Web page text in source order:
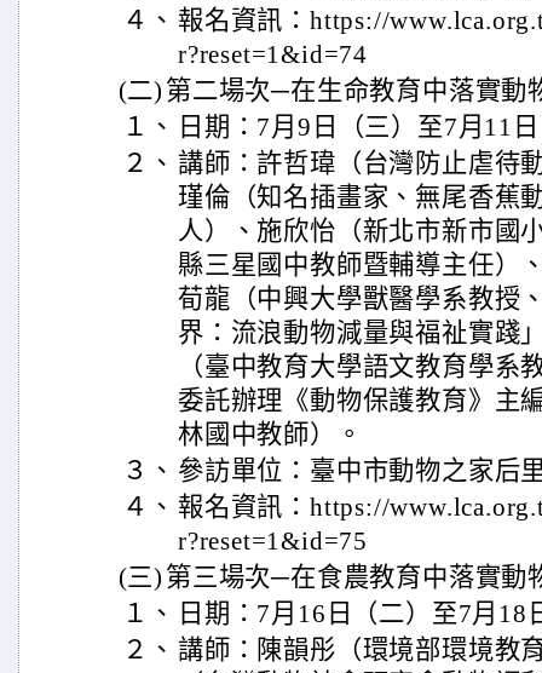
４、 報名資訊：https://
r?reset=1&id=74
(二) 第二場次─在生命教育中落實動
１、
日期：7月9日（三）至7月11
２、 講師：許哲瑋（台灣防止虐待
瑾倫（知名插畫家、無尾香蕉
人）、施欣怡（新北市新市國
縣三星國中教師暨輔導主任）
荀龍（中興大學獸醫學系教授
界：流浪動物減量與福祉實踐
（臺中教育大學語文教育學系
委託辦理《動物保護教育》主
林國中教師）。
３、 參訪單位：臺中市動物之家后
４、 報名資訊：https://
r?reset=1&id=75
(三) 第三場次─在食農教育中落實動
１、
日期：7月16日（二）至7月18
２、 講師：陳韻彤（環境部環境教